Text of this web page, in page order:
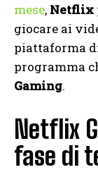
mese, Netflix
giocare ai
piattaforma
programma
Gaming.
Netflix
fase di